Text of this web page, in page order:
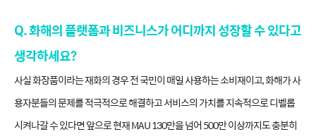
Q. 화해의 플랫폼과 비즈니스가 어디까지 성장할 수 있다고
생각하세요?
사실 화장품이라는 재화의 경우 전 국민이 매일 사용하는 소비재이고, 화해가 사
용자분들의 문제를 적극적으로 해결하고 서비스의 가치를 지속적으로 디벨롭
시켜나갈 수 있다면 앞으로 현재 MAU 130만을 넘어 500만 이상까지도 충분히